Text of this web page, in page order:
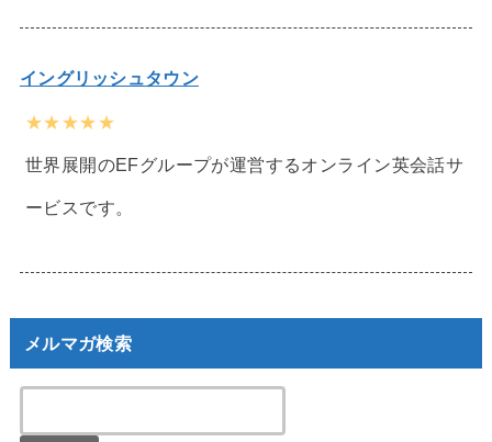
イングリッシュタウン
★★★★★
世界展開のEFグループが運営するオンライン英会話サ
ービスです。
メルマガ検索